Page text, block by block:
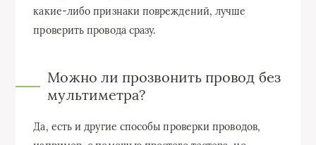
какие-либо признаки повреждений, лучше
проверить провода сразу.
Можно ли прозвонить провод без
мультиметра?
Да, есть и другие способы проверки проводов,